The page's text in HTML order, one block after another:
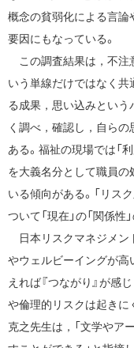
概念の貧弱化による言論
要因にもなっている。
この調査結果は，不注
いう単線だけではなく共
る成果，思い込みとい
く調べ，確認し，自ら
ある。福祉の現場では「利
を大義名分として職員
いる傾向がある。「リス
ついて「現在」の「関係
日本リスクマネジメン
やウェルビーイングが
えれば『つながり』が感
や倫理的リスクは起きに
克之先生は，「文学やア